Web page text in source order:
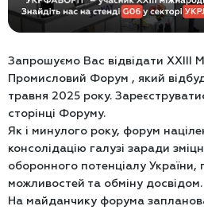
Запрошуємо Вас відвідати XXIII
Промисловий Форум , який
травня 2025 року.
сторінці Форуму.
Як і минулого року, форум
консолідацію галузі заради
оборонного потенціалу України,
можливостей та обміну досвідом.
На майданчику форума